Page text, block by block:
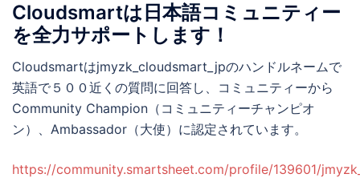
Cloudsmartは日本語コミュニティー
を全力サポートします！
Cloudsmartはjmyzk_cloudsmart_jpのハンドルネームで
英語で５００近くの質問に回答し、コミュニティーから
Community Champion（コミュニティーチャンピオ
ン）、Ambassador（大使）に認定されています。
https://community.smartsheet.com/profile/139601/